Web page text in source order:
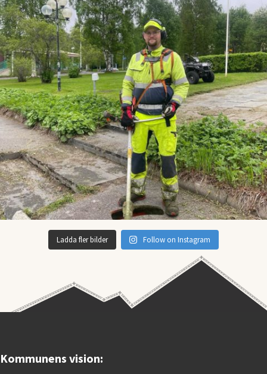
Ladda fler bilder Follow on Instagram
Kommunens vision: